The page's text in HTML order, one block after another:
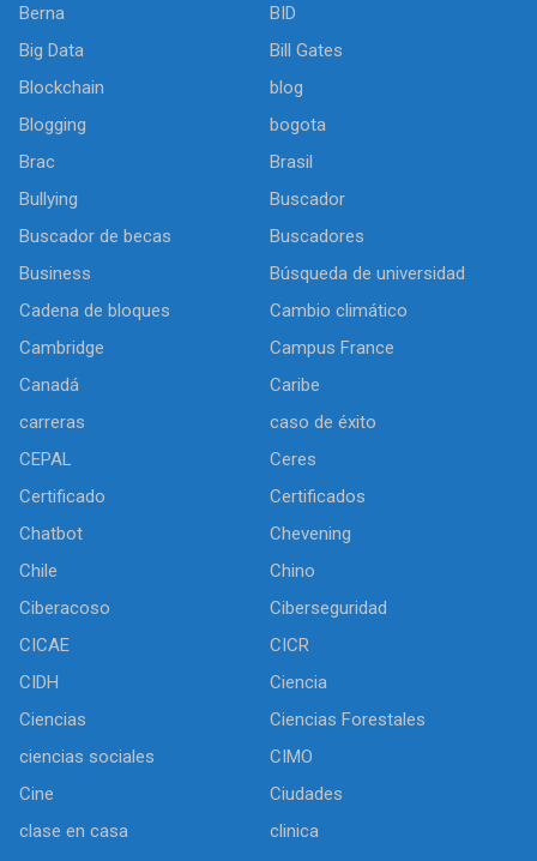
Berna
BID
Big Data
Bill Gates
Blockchain
blog
Blogging
bogota
Brac
Brasil
Bullying
Buscador
Buscador de becas
Buscadores
Business
Búsqueda de universidad
Cadena de bloques
Cambio climático
Cambridge
Campus France
Canadá
Caribe
carreras
caso de éxito
CEPAL
Ceres
Certificado
Certificados
Chatbot
Chevening
Chile
Chino
Ciberacoso
Ciberseguridad
CICAE
CICR
CIDH
Ciencia
Ciencias
Ciencias Forestales
ciencias sociales
CIMO
Cine
Ciudades
clase en casa
clinica